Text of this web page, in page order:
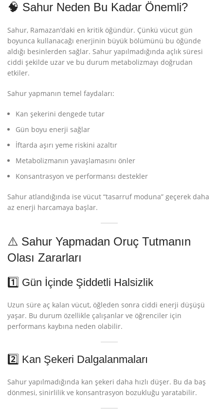
🧠 Sahur Neden Bu Kadar Önemli?
Sahur, Ramazan’daki en kritik öğündür. Çünkü vücut gün
boyunca kullanacağı enerjinin büyük bölümünü bu öğünde
aldığı besinlerden sağlar. Sahur yapılmadığında açlık süresi
ciddi şekilde uzar ve bu durum metabolizmayı doğrudan
etkiler.
Sahur yapmanın temel faydaları:
Kan şekerini dengede tutar
Gün boyu enerji sağlar
İftarda aşırı yeme riskini azaltır
Metabolizmanın yavaşlamasını önler
Konsantrasyon ve performansı destekler
Sahur atlandığında ise vücut “tasarruf moduna” geçerek daha
az enerji harcamaya başlar.
⚠️ Sahur Yapmadan Oruç Tutmanın
Olası Zararları
1️⃣ Gün İçinde Şiddetli Halsizlik
Uzun süre aç kalan vücut, öğleden sonra ciddi enerji düşüşü
yaşar. Bu durum özellikle çalışanlar ve öğrenciler için
performans kaybına neden olabilir.
2️⃣ Kan Şekeri Dalgalanmaları
Sahur yapılmadığında kan şekeri daha hızlı düşer. Bu da baş
dönmesi, sinirlilik ve konsantrasyon bozukluğu yaratabilir.